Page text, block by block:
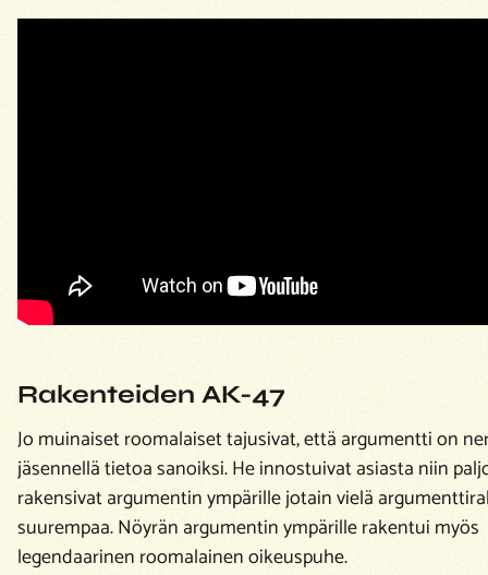
Rakenteiden AK-47
Jo muinaiset roomalaiset tajusivat, että argumentti on
jäsennellä tietoa sanoiksi. He innostuivat asiasta niin
rakensivat argumentin ympärille jotain vielä
suurempaa. Nöyrän argumentin ympärille rakentui myös
legendaarinen roomalainen oikeuspuhe.